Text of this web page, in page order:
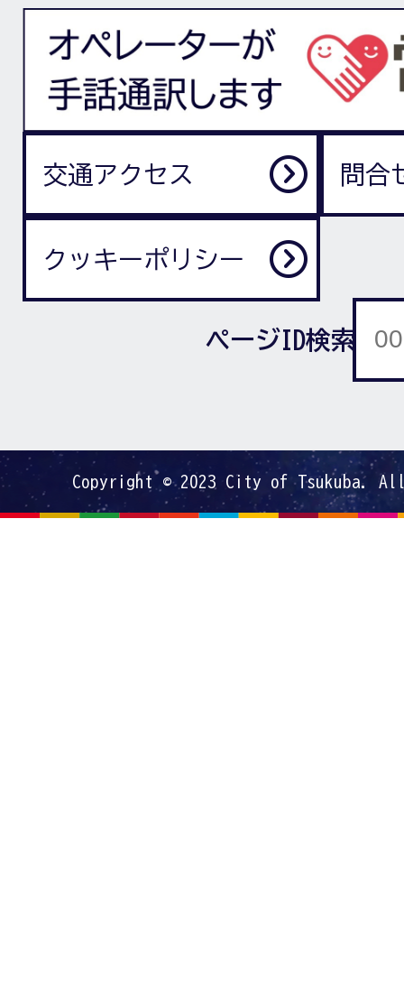
交通アクセス 問合
クッキーポリシー
ページID検索
Copyright © 2023 City of Tsukuba.